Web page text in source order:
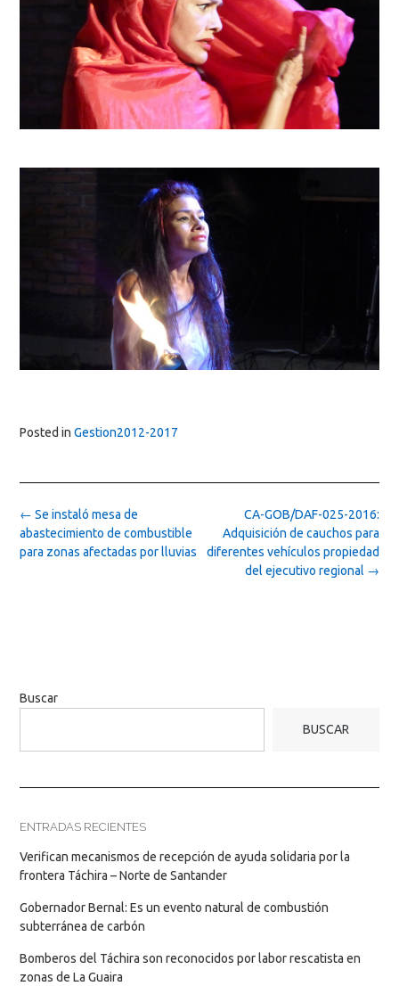
Posted in Gestion2012-2017
Post
navigation
CA-GOB/DAF-025-2016:
Adquisición de cauchos para
diferentes vehículos propiedad
del ejecutivo regional →
← Se instaló mesa de
abastecimiento de combustible
para zonas afectadas por lluvias
Buscar
BUSCAR
ENTRADAS RECIENTES
Verifican mecanismos de recepción de ayuda solidaria por la
frontera Táchira – Norte de Santander
Gobernador Bernal: Es un evento natural de combustión
subterránea de carbón
Bomberos del Táchira son reconocidos por labor rescatista en
zonas de La Guaira